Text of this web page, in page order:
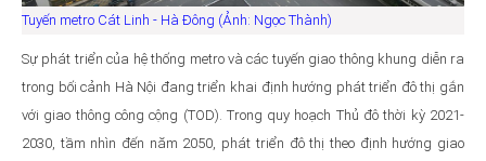
Tuyến metro Cát Linh - Hà Đông (Ảnh: Ngọc Thành)
Sự phát triển của hệ thống metro và các tuyến giao thông khung diễn ra
trong bối cảnh Hà Nội đang triển khai định hướng phát triển đô thị gắn
với giao thông công cộng (TOD). Trong quy hoạch Thủ đô thời kỳ 2021-
2030, tầm nhìn đến năm 2050, phát triển đô thị theo định hướng giao